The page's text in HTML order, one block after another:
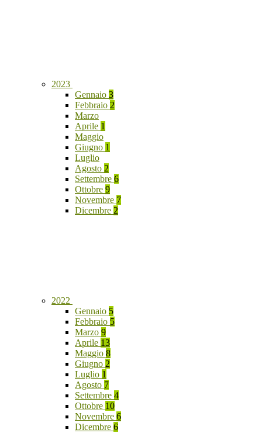
2023
Gennaio 3
Febbraio 2
Marzo
Aprile 1
Maggio
Giugno 1
Luglio
Agosto 2
Settembre 6
Ottobre 9
Novembre 7
Dicembre 2
2022
Gennaio 5
Febbraio 5
Marzo 9
Aprile 13
Maggio 8
Giugno 2
Luglio 1
Agosto 7
Settembre 4
Ottobre 10
Novembre 6
Dicembre 6